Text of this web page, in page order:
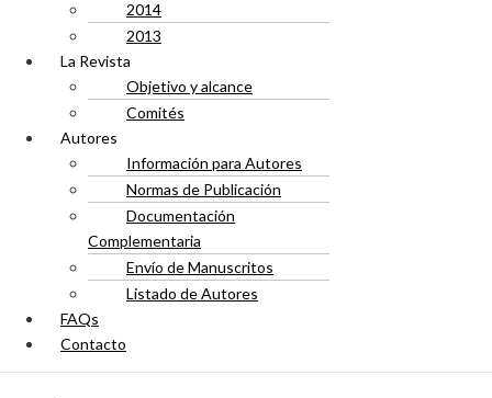
2014
2013
La Revista
Objetivo y alcance
Comités
Autores
Información para Autores
Normas de Publicación
Documentación
Complementaria
Envío de Manuscritos
Listado de Autores
FAQs
Contacto